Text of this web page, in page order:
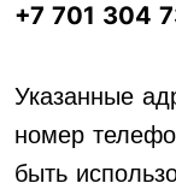
+7 701 304
Указанные
номер
быть